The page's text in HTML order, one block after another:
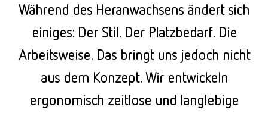
Während des Heranwachsens ändert sich
einiges: Der Stil. Der Platzbedarf. Die
Arbeitsweise. Das bringt uns jedoch nicht
aus dem Konzept. Wir entwickeln
ergonomisch zeitlose und langlebige